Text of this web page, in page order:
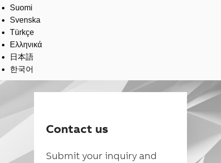
Suomi
Svenska
Türkçe
Ελληνικά
日本語
한국어
Contact us
Submit your inquiry and